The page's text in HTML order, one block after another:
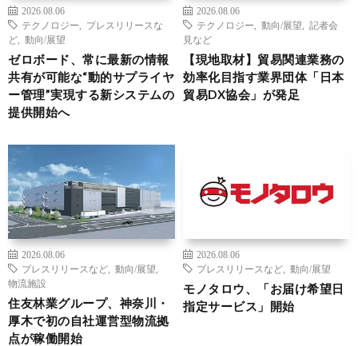
2026.08.06
テクノロジー
プレスリリースな
ど
動向/展望
ゼロボード、常に最新の情報
共有が可能な“動的サプライヤ
ー管理”実現する新システムの
提供開始へ
2026.08.06
テクノロジー
動向/展望
記者会
見など
【現地取材】貿易関連業務の
効率化目指す業界団体「日本
貿易DX協会」が発足
2026.08.06
プレスリリースなど
動向/展望
物流施設
住友林業グループ、神奈川・
厚木で初の自社運営型物流拠
点が稼働開始
2026.08.06
プレスリリースなど
動向/展望
モノタロウ、「お届け希望日
指定サービス」開始